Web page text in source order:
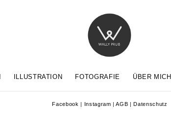
ILLUSTRATION FOTOGRAFIE ÜBER MICH
Facebook | Instagram |AGB |Datenschutz